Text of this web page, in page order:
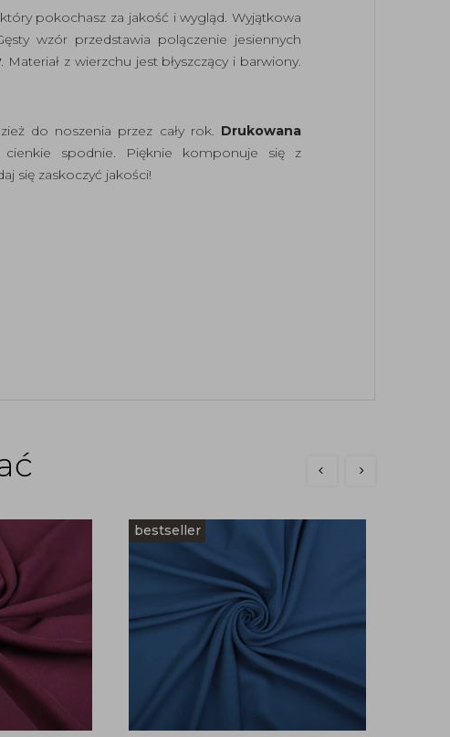
pokochasz za jakość i wygląd. Wyjątkowa
wzór przedstawia polączenie jesiennych
. Materiał z wierzchu jest błyszczący i barwiony.
do noszenia przez cały rok. Drukowana
spodnie. Pięknie komponuje się z
się zaskoczyć jakości!
bestseller